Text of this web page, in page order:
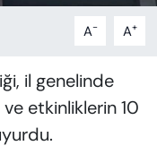
A- A+
il genelinde
etkinliklerin 10